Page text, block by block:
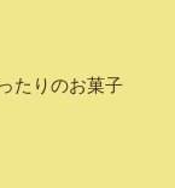
たりのお菓子